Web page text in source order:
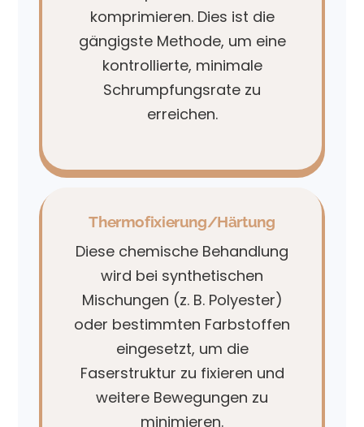
komprimieren. Dies ist die
gängigste Methode, um eine
kontrollierte, minimale
Schrumpfungsrate zu
erreichen.
Thermofixierung/Härtung
Diese chemische Behandlung
wird bei synthetischen
Mischungen (z. B. Polyester)
oder bestimmten Farbstoffen
eingesetzt, um die
Faserstruktur zu fixieren und
weitere Bewegungen zu
minimieren.